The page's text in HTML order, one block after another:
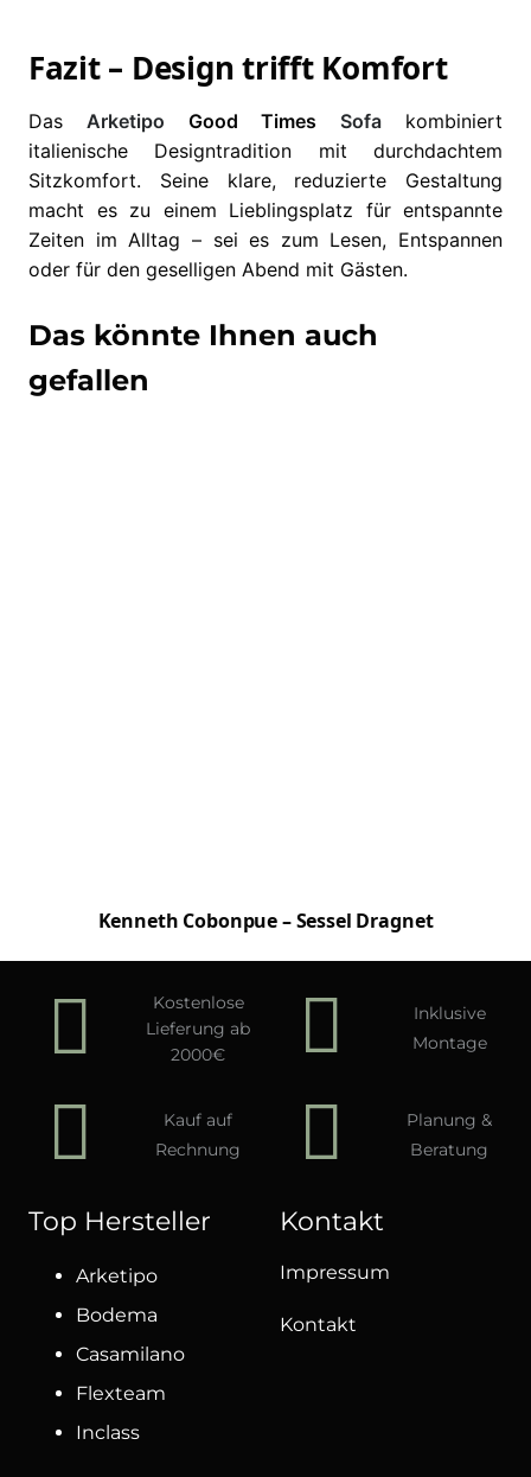
Fazit – Design trifft Komfort
DasArketipo Good Times Sofakombiniert
italienische Designtradition mit durchdachtem
Sitzkomfort. Seine klare, reduzierte Gestaltung
macht es zu einem Lieblingsplatz für entspannte
Zeiten im Alltag – sei es zum Lesen, Entspannen
oder für den geselligen Abend mit Gästen.
Das könnte Ihnen auch
gefallen
Kenneth Cobonpue – Sessel Dragnet
Kostenlose
Lieferung ab
2000€
Inklusive
Montage
Kauf auf
Rechnung
Planung &
Beratung
Top Hersteller
Arketipo
Bodema
Casamilano
Flexteam
Inclass
Kontakt
Impressum
Kontakt